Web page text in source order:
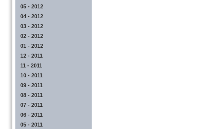
05 - 2012
04 - 2012
03 - 2012
02 - 2012
01 - 2012
12 - 2011
11 - 2011
10 - 2011
09 - 2011
08 - 2011
07 - 2011
06 - 2011
05 - 2011